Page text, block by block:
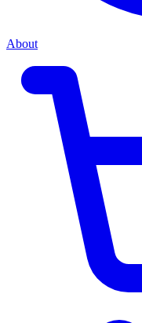
About